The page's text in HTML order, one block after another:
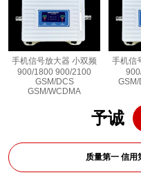
手机信号放大器 小双频
900/1800 900/2100
GSM/DCS
GSM/WCDMA
手机信
予诚
质量第一 信用